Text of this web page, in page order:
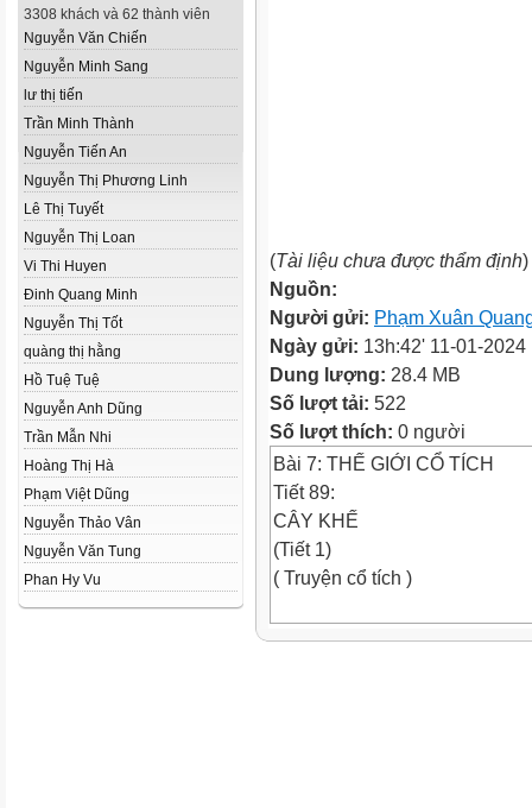
3308 khách và 62 thành viên
Nguyễn Văn Chiến
Nguyễn Minh Sang
lư thị tiến
Trần Minh Thành
Nguyễn Tiến An
Nguyễn Thị Phương Linh
Lê Thị Tuyết
Nguyễn Thị Loan
Vi Thi Huyen
Đinh Quang Minh
Nguyễn Thị Tốt
quàng thị hằng
Hồ Tuệ Tuệ
Nguyễn Anh Dũng
Trần Mẫn Nhi
Hoàng Thị Hà
Phạm Việt Dũng
Nguyễn Thảo Vân
Nguyễn Văn Tung
Phan Hy Vu
(Tài liệu chưa được thẩm định)
Nguồn:
Người gửi: Phạm Xuân
Ngày gửi: 13h:42' 11-01-2024
Dung lượng: 28.4 MB
Số lượt tải: 522
Số lượt thích: 0 người
Bài 7: THẾ GIỚI CỔ TÍCH
Tiết 89:
CÂY KHẾ
(Tiết 1)
( Truyện cổ tích )